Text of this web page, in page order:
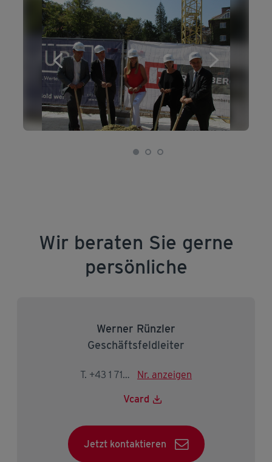
Wir beraten Sie gerne
persönliche
Werner Rünzler
Geschäftsfeldleiter
T. +43 1 715 00 30-0 Nr. anzeigen
Vcard
Jetzt kontaktieren